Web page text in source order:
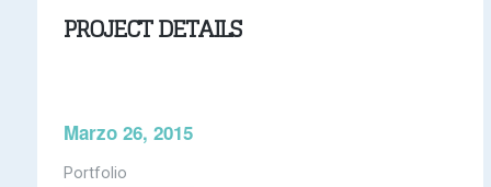
PROJECT DETAILS
Marzo 26, 2015
Portfolio